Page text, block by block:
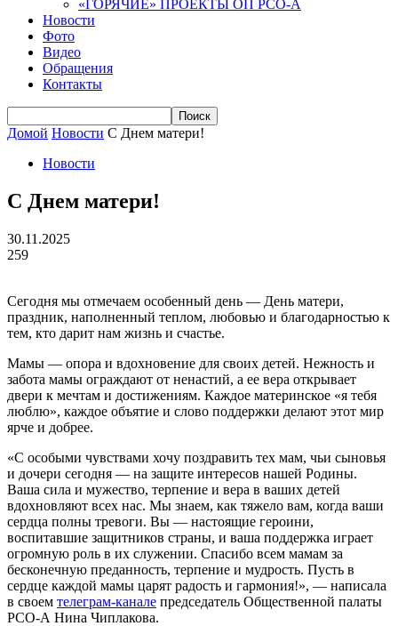
«ГОРЯЧИЕ» ПРОЕКТЫ ОП РСО-А
Новости
Фото
Видео
Обращения
Контакты
Домой Новости С Днем матери!
Новости
С Днем матери!
30.11.2025
259
Сегодня мы отмечаем особенный день — День матери,
праздник, наполненный теплом, любовью и благодарностью к
тем, кто дарит нам жизнь и счастье.
Мамы — опора и вдохновение для своих детей. Нежность и
забота мамы ограждают от ненастий, а ее вера открывает
двери к мечтам и достижениям. Каждое материнское «я тебя
люблю», каждое объятие и слово поддержки делают этот мир
ярче и добрее.
«С особыми чувствами хочу поздравить тех мам, чьи сыновья
и дочери сегодня — на защите интересов нашей Родины.
Ваша сила и мужество, терпение и вера в ваших детей
вдохновляют всех нас. Мы знаем, как тяжело вам, когда ваши
сердца полны тревоги. Вы — настоящие героини,
воспитавшие защитников страны, и ваша поддержка играет
огромную роль в их служении. Спасибо всем мамам за
бесконечную преданность, терпение и мудрость. Пусть в
сердце каждой мамы царят радость и гармония!», — написала
в своем телеграм-канале председатель Общественной палаты
РСО-А Нина Чиплакова.